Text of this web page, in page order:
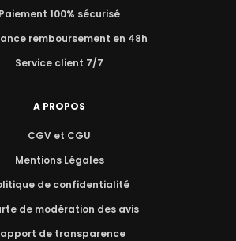
Paiement 100% sécurisé
remboursement en 48h
Service client 7/7
A PROPOS
CGV et CGU
Mentions Légales
de confidentialité
de modération des avis
de transparence